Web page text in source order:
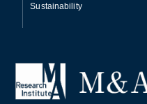
Sustainability